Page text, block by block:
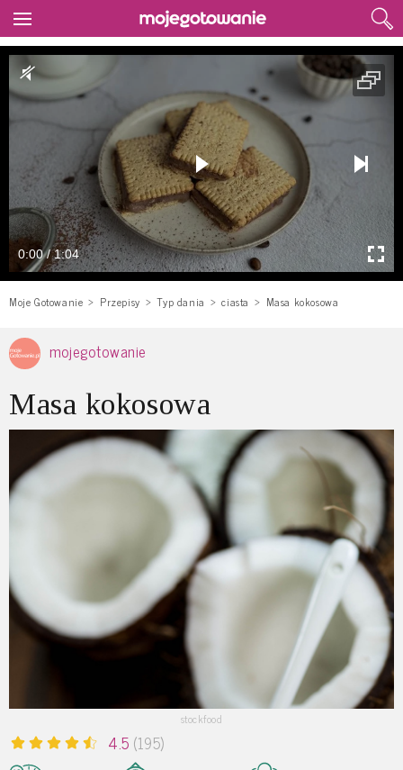
0:00 / 1:04
Moje Gotowanie Przepisy Typ dania ciasta Masa kokosowa
mojegotowanie
Masa kokosowa
stockfood
4.5 (195)